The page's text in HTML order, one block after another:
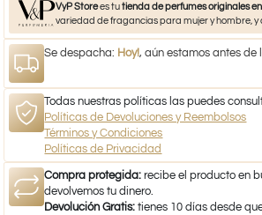
VyP Storees tutienda de perfumes originales
variedad de fragancias para mujer y hombre, y
Se despacha: Hoy!, aún estamos antes de
Todas nuestras políticas las puedes
Políticas de Devoluciones y Reembolsos
Términos y Condiciones
Políticas de Privacidad
Compra protegida: recibe el producto en
devolvemos tu dinero.
Devolución Gratis: tienes 10 días desde